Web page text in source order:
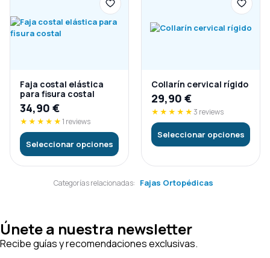
Faja costal elástica
para fisura costal
34,90 €
★★★★★1 reviews
Seleccionar opciones
Collarín cervical rígido
29,90 €
★★★★★3 reviews
Seleccionar opciones
Categorías relacionadas: Fajas Ortopédicas
Únete a nuestra newsletter
Recibe guías y recomendaciones exclusivas.